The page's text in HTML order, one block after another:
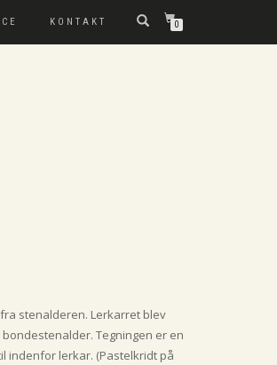
KONTAKT 0
stenalderen. Lerkarret blev
Tegningen er en
indenfor lerkar. (Pastelkridt på